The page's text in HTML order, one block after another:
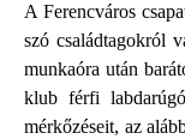
A Ferencváros
szó családtagokról
munkaóra után
klub férfi
mérkőzéseit, az